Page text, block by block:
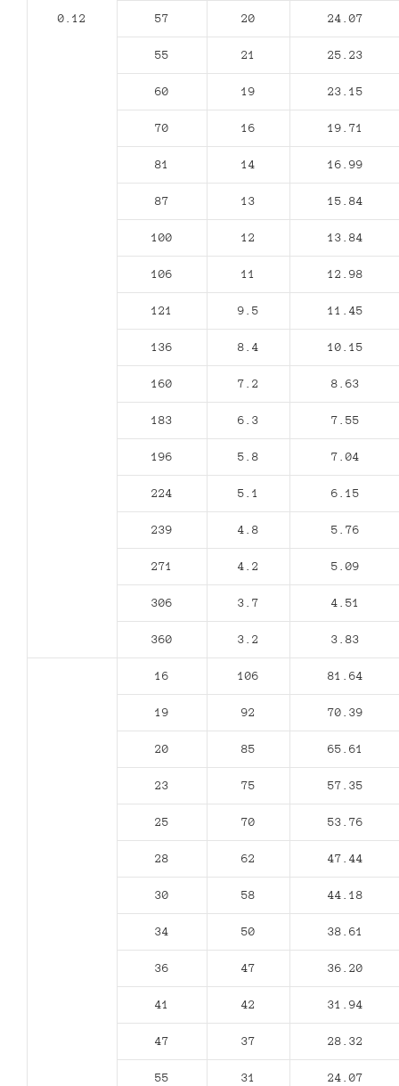
0.12 57 20 24.07
55 21 25.23
60 19 23.15
70 16 19.71
81 14 16.99
87 13 15.84
100 12 13.84
106 11 12.98
121 9.5 11.45
136 8.4 10.15
160 7.2 8.63
183 6.3 7.55
196 5.8 7.04
224 5.1 6.15
239 4.8 5.76
271 4.2 5.09
306 3.7 4.51
360 3.2 3.83
16 106 81.64
19 92 70.39
20 85 65.61
23 75 57.35
25 70 53.76
28 62 47.44
30 58 44.18
34 50 38.61
36 47 36.20
41 42 31.94
47 37 28.32
55 31 24.07